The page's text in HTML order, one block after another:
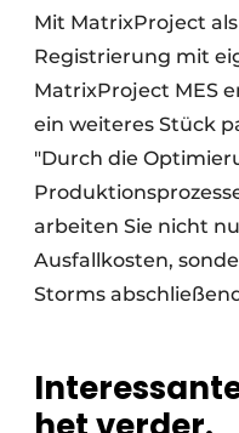
Mit MatrixProject
Registrierung mit
MatrixProject MES
ein weiteres Stück
"Durch die
arbeiten Sie nicht
Ausfallkosten,
Storms